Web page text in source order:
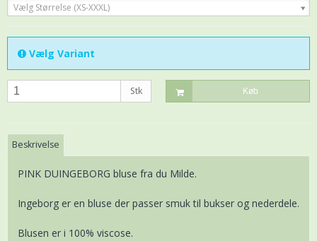
Vælg Størrelse (XS-XXXL)
Vælg Variant
Stk Køb
Beskrivelse
PINK DUINGEBORG bluse fra du Milde.
Ingeborg er en bluse der passer smuk til bukser og nederdele.
Blusen er i 100% viscose.